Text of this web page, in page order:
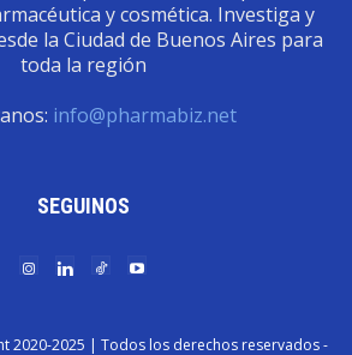
y cosmética. Investiga y
la Ciudad de Buenos Aires para
toda la región
info@pharmabiz.net
SEGUINOS
2020-2025 | Todos los derechos reservados -